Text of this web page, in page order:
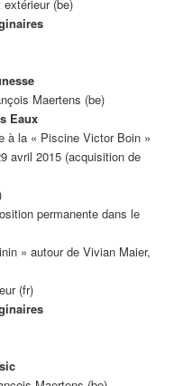
(be)
Maertens (be)
Eaux
à la « Piscine Victor Boin »
avril 2015 (acquisition de
permanente dans le
» autour de Vivian Maier,
(fr)